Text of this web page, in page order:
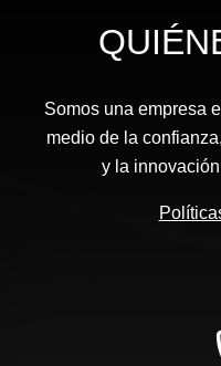
Somos una empresa
medio de la
y la